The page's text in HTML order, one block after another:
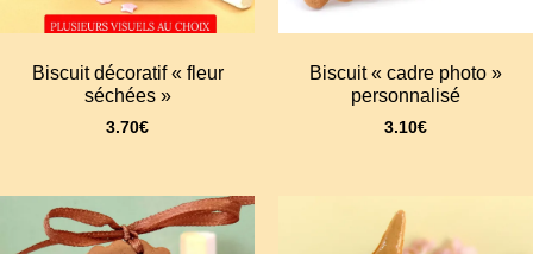
Biscuit décoratif « fleur
séchées »
3.70€
Biscuit « cadre photo »
personnalisé
3.10€